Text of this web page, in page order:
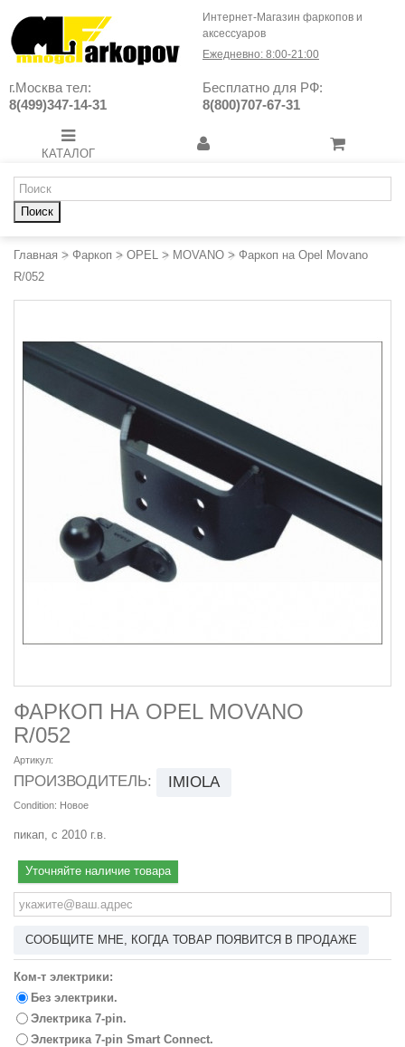
Интернет-Магазин фаркопов и
аксессуаров
Ежедневно: 8:00-21:00
г.Москва тел:
8(499)347-14-31
Бесплатно для РФ:
8(800)707-67-31
КАТАЛОГ
Поиск
Главная > Фаркоп > OPEL > MOVANO > Фаркоп на Opel Movano
R/052
ФАРКОП НА OPEL MOVANO
R/052
Артикул:
ПРОИЗВОДИТЕЛЬ: IMIOLA
Condition: Новое
пикап, с 2010 г.в.
Уточняйте наличие товара
СООБЩИТЕ МНЕ, КОГДА ТОВАР ПОЯВИТСЯ В ПРОДАЖЕ
Ком-т электрики:
Без электрики.
Электрика 7-pin.
Электрика 7-pin Smart Connect.